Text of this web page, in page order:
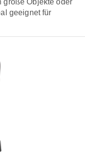
geeignet für